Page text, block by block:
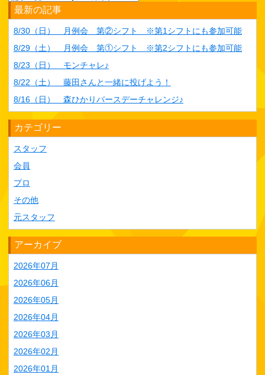
最新の記事
8/30（日） 月例会 第②シフト ※第1シフトにも参加可能
8/29（土） 月例会 第①シフト ※第2シフトにも参加可能
8/23（日） モンチャレ♪
8/22（土） 藤田さんと一緒に投げよう！
8/16（日） 森ひかりバースデーチャレンジ♪
カテゴリー
スタッフ
会員
プロ
その他
元スタッフ
アーカイブ
2026年07月
2026年06月
2026年05月
2026年04月
2026年03月
2026年02月
2026年01月